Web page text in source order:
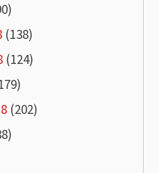
(138)
(124)
(202)